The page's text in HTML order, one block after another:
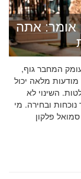
אומר: אתה
המחבר גוף,
מלאה יכול
השינוי לא
ובחירה. מי